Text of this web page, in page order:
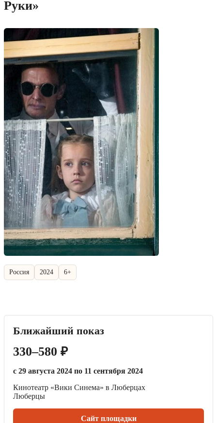
Руки»
Россия 2024 6+
Ближайший показ
330–580 ₽
с 29 августа 2024 по 11 сентября 2024
Кинотеатр «Вики Синема» в Люберцах
Люберцы
Сайт площадки